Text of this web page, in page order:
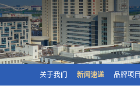
关于我们 新闻速递 品牌项目